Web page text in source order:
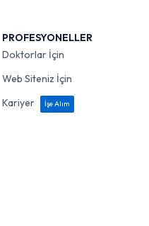
PROFESYONELLER
Doktorlar İçin
Web Siteniz İçin
Kariyer
İşe Alım